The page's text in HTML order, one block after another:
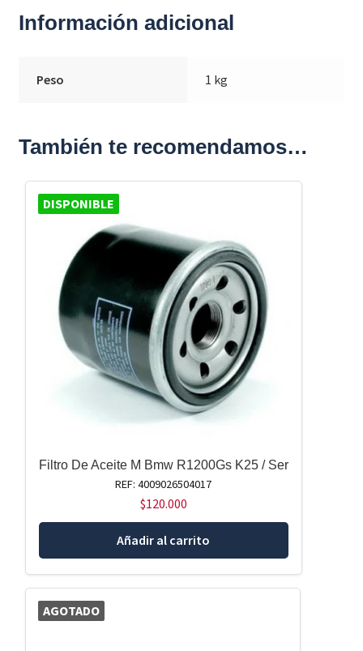
Información adicional
Peso 1 kg
También te recomendamos…
DISPONIBLE
Filtro De Aceite M Bmw R1200Gs K25 / Ser
REF: 4009026504017
$120.000
Añadir al carrito
AGOTADO